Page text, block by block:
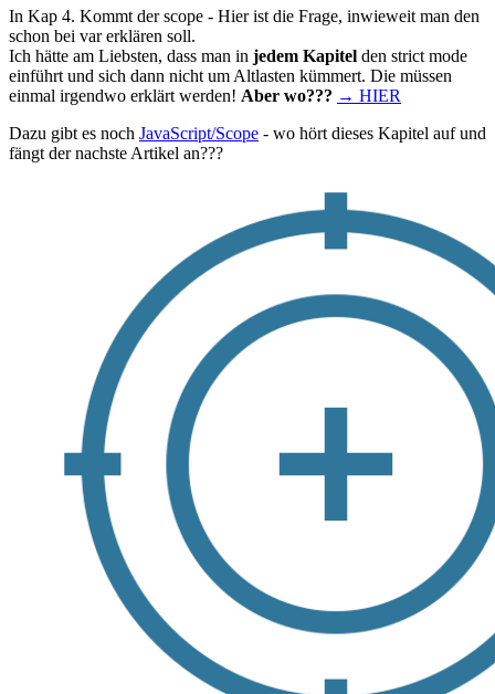
In Kap 4. Kommt der scope - Hier ist die Frage, inwieweit man den
schon bei var erklären soll.
Ich hätte am Liebsten, dass man in jedem Kapitel den strict mode
einführt und sich dann nicht um Altlasten kümmert. Die müssen
einmal irgendwo erklärt werden! Aber wo??? → HIER
Dazu gibt es noch JavaScript/Scope - wo hört dieses Kapitel auf und
fängt der nachste Artikel an???